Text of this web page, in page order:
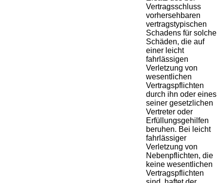
Vertragsschluss
vorhersehbaren
vertragstypischen
Schadens für solche
Schäden, die auf
einer leicht
fahrlässigen
Verletzung von
wesentlichen
Vertragspflichten
durch ihn oder eines
seiner gesetzlichen
Vertreter oder
Erfüllungsgehilfen
beruhen. Bei leicht
fahrlässiger
Verletzung von
Nebenpflichten, die
keine wesentlichen
Vertragspflichten